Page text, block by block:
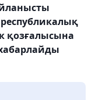
республикалық
қозғалысына